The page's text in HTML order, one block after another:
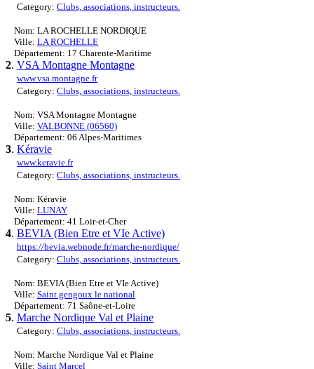
Category: Clubs, associations, instructeurs.
Nom: LA ROCHELLE NORDIQUE
Ville: LA ROCHELLE
Département: 17 Charente-Maritime
2. VSA Montagne Montagne
www.vsa.montagne.fr
Category: Clubs, associations, instructeurs.
Nom: VSA Montagne Montagne
Ville: VALBONNE (06560)
Département: 06 Alpes-Maritimes
3. Kéravie
www.keravie.fr
Category: Clubs, associations, instructeurs.
Nom: Kéravie
Ville: LUNAY
Département: 41 Loir-et-Cher
4. BEVIA (Bien Etre et VIe Active)
https://bevia.webnode.fr/marche-nordique/
Category: Clubs, associations, instructeurs.
Nom: BEVIA (Bien Etre et VIe Active)
Ville: Saint gengoux le national
Département: 71 Saône-et-Loire
5. Marche Nordique Val et Plaine
Category: Clubs, associations, instructeurs.
Nom: Marche Nordique Val et Plaine
Ville: Saint Marcel